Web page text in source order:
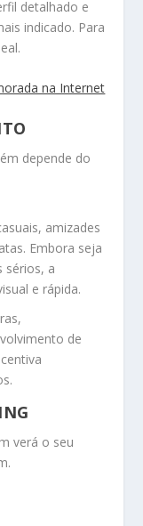
detalhado e
indicado. Para
na Internet
depende do
amizades
Embora seja
sérios, a
e rápida.
de
verá o seu